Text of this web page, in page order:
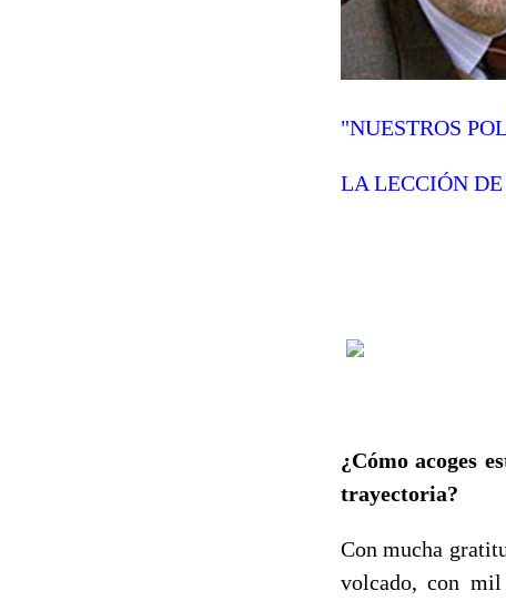
"NUESTROS
LA LECCIÓN
¿Cómo acoges
trayectoria?
Con mucha
volcado, con mil